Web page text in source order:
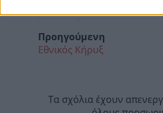
Προηγούμενη
Εθνικός Κήρυξ
Τα σχόλια έχουν